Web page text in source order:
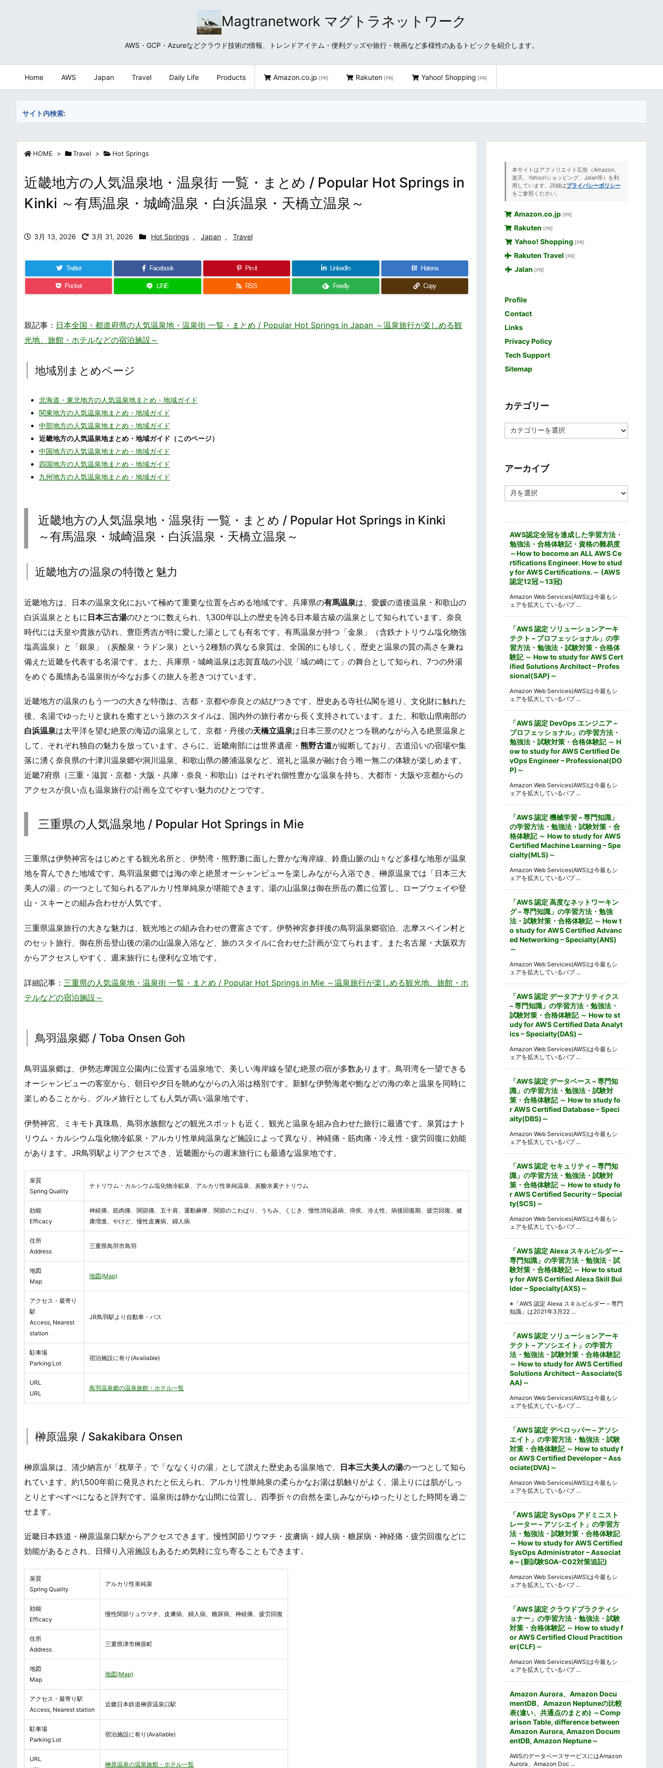
Magtranetwork マグトラネットワーク
AWS・GCP・Azureなどクラウド技術の情報、トレンドアイテム・便利グッズや旅行・映画など多様性のあるトピックを紹介します。
Home AWS Japan Travel Daily Life Products Amazon.co.jp [PR] Rakuten [PR] Yahoo! Shopping [PR]
サイト内検索:
HOME > Travel > Hot Springs
近畿地方の人気温泉地・温泉街 一覧・まとめ / Popular Hot Springs in
Kinki ～有馬温泉・城崎温泉・白浜温泉・天橋立温泉～
3月 13, 2026 3月 31, 2026 Hot Springs , Japan , Travel
Twitter Facebook Pin it LinkedIn B! Hatena
Pocket LINE RSS Feedly Copy
親記事： 日本全国・都道府県の人気温泉地・温泉街 一覧・まとめ / Popular Hot Springs in Japan ～温泉旅行が楽しめる観
光地、旅館・ホテルなどの宿泊施設～
地域別まとめページ
北海道・東北地方の人気温泉地まとめ・地域ガイド
関東地方の人気温泉地まとめ・地域ガイド
中部地方の人気温泉地まとめ・地域ガイド
近畿地方の人気温泉地まとめ・地域ガイド（このページ）
中国地方の人気温泉地まとめ・地域ガイド
四国地方の人気温泉地まとめ・地域ガイド
九州地方の人気温泉地まとめ・地域ガイド
近畿地方の人気温泉地・温泉街 一覧・まとめ / Popular Hot Springs in Kinki
～有馬温泉・城崎温泉・白浜温泉・天橋立温泉～
近畿地方の温泉の特徴と魅力
近畿地方は、日本の温泉文化において極めて重要な位置を占める地域です。兵庫県の有馬温泉は、愛媛の道後温泉・和歌山の
白浜温泉とともに 日本三古湯のひとつに数えられ、1,300年以上の歴史を誇る日本最古級の温泉として知られています。奈良
時代には天皇や貴族が訪れ、豊臣秀吉が特に愛した湯としても有名です。有馬温泉が持つ「金泉」（含鉄ナトリウム塩化物強
塩高温泉）と「銀泉」（炭酸泉・ラドン泉）という2種類の異なる泉質は、全国的にも珍しく、歴史と温泉の質の高さを兼ね
備えた近畿を代表する名湯です。また、兵庫県・城崎温泉は志賀直哉の小説「城の崎にて」の舞台として知られ、7つの外湯
をめぐる風情ある温泉街が今なお多くの旅人を惹きつけています。
近畿地方の温泉のもう一つの大きな特徴は、古都・京都や奈良との結びつきです。歴史ある寺社仏閣を巡り、文化財に触れた
後、名湯でゆったりと疲れを癒すという旅のスタイルは、国内外の旅行者から長く支持されています。また、和歌山県南部の
白浜温泉は太平洋を望む絶景の海辺の温泉として、京都・丹後の天橋立温泉は日本三景のひとつを眺めながら入る絶景温泉と
して、それぞれ独自の魅力を放っています。さらに、近畿南部には世界遺産・ 熊野古道が縦断しており、古道沿いの宿場や集
落に湧く奈良県の十津川温泉郷や洞川温泉、和歌山県の勝浦温泉など、巡礼と温泉が融け合う唯一無二の体験が楽しめます。
近畿7府県（三重・滋賀・京都・大阪・兵庫・奈良・和歌山）はそれぞれ個性豊かな温泉を持ち、大都市・大阪や京都からの
アクセスが良い点も温泉旅行の計画を立てやすい魅力のひとつです。
三重県の人気温泉地 / Popular Hot Springs in Mie
三重県は伊勢神宮をはじめとする観光名所と、伊勢湾・熊野灘に面した豊かな海岸線、鈴鹿山脈の山々など多様な地形が温泉
地を育んできた地域です。鳥羽温泉郷では海の幸と絶景オーシャンビューを楽しみながら入浴でき、榊原温泉では「日本三大
美人の湯」の一つとして知られるアルカリ性単純泉が堪能できます。湯の山温泉は御在所岳の麓に位置し、ロープウェイや登
山・スキーとの組み合わせが人気です。
三重県温泉旅行の大きな魅力は、観光地との組み合わせの豊富さです。伊勢神宮参拝後の鳥羽温泉郷宿泊、志摩スペイン村と
のセット旅行、御在所岳登山後の湯の山温泉入浴など、旅のスタイルに合わせた計画が立てられます。また名古屋・大阪双方
からアクセスしやすく、週末旅行にも便利な立地です。
詳細記事： 三重県の人気温泉地・温泉街 一覧・まとめ / Popular Hot Springs in Mie ～温泉旅行が楽しめる観光地、旅館・ホ
テルなどの宿泊施設～
鳥羽温泉郷 / Toba Onsen Goh
鳥羽温泉郷は、伊勢志摩国立公園内に位置する温泉地で、美しい海岸線を望む絶景の宿が多数あります。鳥羽湾を一望できる
オーシャンビューの客室から、朝日や夕日を眺めながらの入浴は格別です。新鮮な伊勢海老や鮑などの海の幸と温泉を同時に
楽しめることから、グルメ旅行としても人気が高い温泉地です。
伊勢神宮、ミキモト真珠島、鳥羽水族館などの観光スポットも近く、観光と温泉を組み合わせた旅行に最適です。泉質はナト
リウム・カルシウム塩化物冷鉱泉・アルカリ性単純温泉など施設によって異なり、神経痛・筋肉痛・冷え性・疲労回復に効能
があります。JR鳥羽駅よりアクセスでき、近畿圏からの週末旅行にも最適な温泉地です。
泉質
Spring Quality
ナトリウム・カルシウム塩化物冷鉱泉、アルカリ性単純温泉、炭酸水素ナトリウム
効能
Efficacy
神経痛、筋肉痛、関節痛、五十肩、運動麻痺、関節のこわばり、うちみ、くじき、慢性消化器病、痔疾、冷え性、病後回復期、疲労回復、健
康増進、やけど、慢性皮膚病、婦人病
住所
Address
三重県鳥羽市鳥羽
地図
Map
地図(Map)
アクセス・最寄り
駅
Access, Nearest
station
JR鳥羽駅より自動車・バス
駐車場
Parking Lot
宿泊施設に有り(Available)
URL
URL
鳥羽温泉郷の温泉旅館・ホテル一覧
榊原温泉 / Sakakibara Onsen
榊原温泉は、清少納言が「枕草子」で「ななくりの湯」として讃えた歴史ある温泉地で、 日本三大美人の湯の一つとして知ら
れています。約1,500年前に発見されたと伝えられ、アルカリ性単純泉の柔らかなお湯は肌触りがよく、湯上りには肌がしっ
とりとすべすべになると評判です。温泉街は静かな山間に位置し、四季折々の自然を楽しみながらゆったりとした時間を過ご
せます。
近畿日本鉄道・榊原温泉口駅からアクセスできます。慢性関節リウマチ・皮膚病・婦人病・糖尿病・神経痛・疲労回復などに
効能があるとされ、日帰り入浴施設もあるため気軽に立ち寄ることもできます。
泉質
Spring Quality
アルカリ性単純泉
効能
Efficacy
慢性関節リュウマチ、皮膚病、婦人病、糖尿病、神経痛、疲労回復
住所
Address
三重県津市榊原町
地図
Map
地図(Map)
アクセス・最寄り駅
Access, Nearest station
近畿日本鉄道榊原温泉口駅
駐車場
Parking Lot
宿泊施設に有り(Available)
URL
榊原温泉の温泉旅館・ホテル一覧
本サイトはアフィリエイト広告（Amazon、
楽天、Yahoo!ショッピング、Jalan等）を利
用しています。詳細はプライバシーポリシー
をご参照ください。
Amazon.co.jp [PR]
Rakuten [PR]
Yahoo! Shopping [PR]
Rakuten Travel [PR]
Jalan [PR]
Profile
Contact
Links
Privacy Policy
Tech Support
Sitemap
カテゴリー
テ
ー
アーカイブ
ー
AWS認定全冠を達成した学習方法・
勉強法・合格体験記・資格の難易度
～How to become an ALL AWS Ce
rtifications Engineer. How to stud
y for AWS Certifications.～ (AWS
認定12冠～13冠)
Amazon Web Services(AWS)は今最もシ
ェアを拡大しているパブ ...
「AWS 認定 ソリューションアーキ
テクト – プロフェッショナル」の学
習方法・勉強法・試験対策・合格体
験記 ～ How to study for AWS Cert
ified Solutions Architect – Profes
sional(SAP)～
Amazon Web Services(AWS)は今最もシ
ェアを拡大しているパブ ...
「AWS 認定 DevOps エンジニア –
プロフェッショナル」の学習方法・
勉強法・試験対策・合格体験記 ～ H
ow to study for AWS Certified De
vOps Engineer – Professional(DO
P)～
Amazon Web Services(AWS)は今最もシ
ェアを拡大しているパブ ...
「AWS 認定 機械学習 – 専門知識」
の学習方法・勉強法・試験対策・合
格体験記 ～ How to study for AWS
Certified Machine Learning – Spe
cialty(MLS)～
Amazon Web Services(AWS)は今最もシ
ェアを拡大しているパブ ...
「AWS 認定 高度なネットワーキン
グ – 専門知識」の学習方法・勉強
法・試験対策・合格体験記 ～ How t
o study for AWS Certified Advanc
ed Networking – Specialty(ANS)
～
Amazon Web Services(AWS)は今最もシ
ェアを拡大しているパブ ...
「AWS 認定 データアナリティクス
– 専門知識」の学習方法・勉強法・
試験対策・合格体験記 ～ How to st
udy for AWS Certified Data Analyt
ics – Specialty(DAS)～
Amazon Web Services(AWS)は今最もシ
ェアを拡大しているパブ ...
「AWS 認定 データベース – 専門知
識」の学習方法・勉強法・試験対
策・合格体験記 ～ How to study fo
r AWS Certified Database – Speci
alty(DBS)～
Amazon Web Services(AWS)は今最もシ
ェアを拡大しているパブ ...
「AWS 認定 セキュリティ – 専門知
識」の学習方法・勉強法・試験対
策・合格体験記 ～ How to study fo
r AWS Certified Security – Special
ty(SCS)～
Amazon Web Services(AWS)は今最もシ
ェアを拡大しているパブ ...
「AWS 認定 Alexa スキルビルダー –
専門知識」の学習方法・勉強法・試
験対策・合格体験記 ～ How to stud
y for AWS Certified Alexa Skill Bui
lder – Specialty(AXS)～
※「AWS 認定 Alexa スキルビルダー – 専門
知識」は2021年3月22 ...
「AWS 認定 ソリューションアーキ
テクト – アソシエイト」の学習方
法・勉強法・試験対策・合格体験記
～ How to study for AWS Certified
Solutions Architect – Associate(S
AA)～
Amazon Web Services(AWS)は今最もシ
ェアを拡大しているパブ ...
「AWS 認定 デベロッパー – アソシ
エイト」の学習方法・勉強法・試験
対策・合格体験記 ～ How to study f
or AWS Certified Developer – Ass
ociate(DVA)～
Amazon Web Services(AWS)は今最もシ
ェアを拡大しているパブ ...
「AWS 認定 SysOps アドミニスト
レーター – アソシエイト」の学習方
法・勉強法・試験対策・合格体験記
～ How to study for AWS Certified
SysOps Administrator – Associat
e～(新試験SOA-C02対策追記)
Amazon Web Services(AWS)は今最もシ
ェアを拡大しているパブ ...
「AWS 認定 クラウドプラクティシ
ョナー」の学習方法・勉強法・試験
対策・合格体験記 ～ How to study f
or AWS Certified Cloud Practition
er(CLF)～
Amazon Web Services(AWS)は今最もシ
ェアを拡大しているパブ ...
Amazon Aurora、Amazon Docu
mentDB、Amazon Neptuneの比較
表(違い、共通点のまとめ) ～Comp
arison Table, difference between
Amazon Aurora, Amazon Docum
entDB, Amazon Neptune～
AWSのデータベースサービスにはAmazon
Aurora、Amazon Doc ...